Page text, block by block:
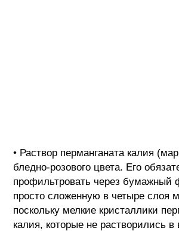
• Раствор перманганата калия
бледно-розового цвета. Его
профильтровать через бумажный
просто сложенную в четыре слоя
поскольку мелкие кристаллики
калия, которые не растворились в